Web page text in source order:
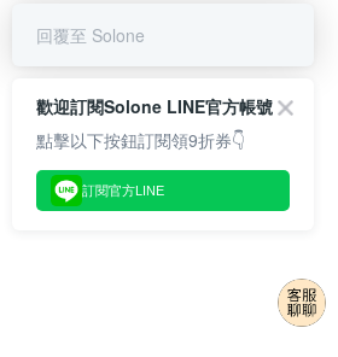
回覆至 Solone
歡迎訂閱Solone LINE官方帳號
點擊以下按鈕訂閱領9折券👇
訂閱官方LINE